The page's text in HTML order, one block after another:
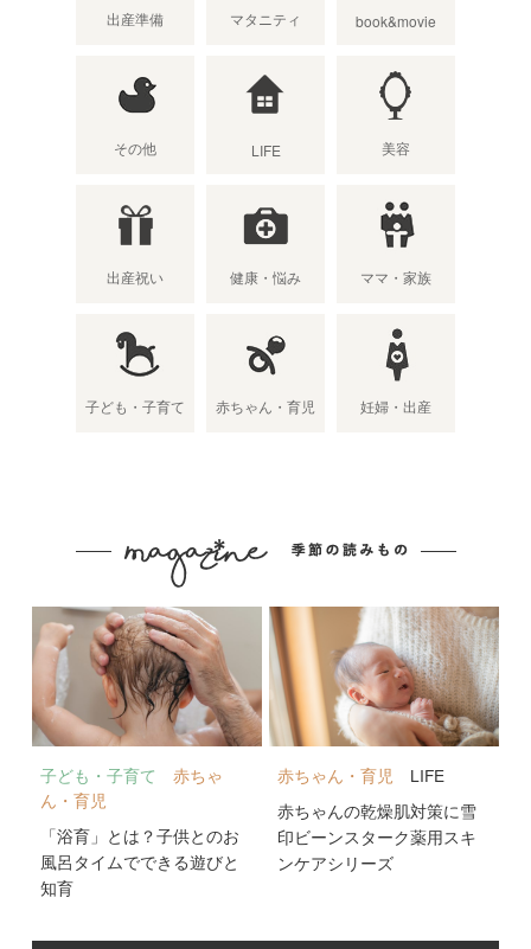
出産準備 マタニティ book&movie
その他 LIFE 美容
出産祝い 健康・悩み ママ・家族
子ども・子育て 赤ちゃん・育児 妊婦・出産
子ども・子育て
赤ちゃ
ん・育児
「浴育」とは？子供とのお
風呂タイムでできる遊びと
知育
赤ちゃん・育児
LIFE
赤ちゃんの乾燥肌対策に雪
印ビーンスターク薬用スキ
ンケアシリーズ